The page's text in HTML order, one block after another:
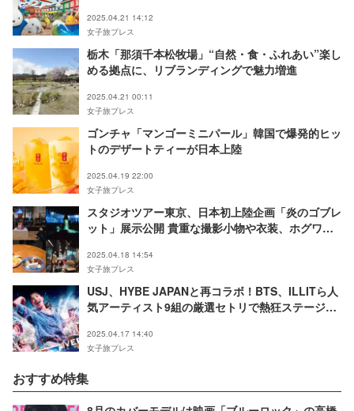
2025.04.21 14:12
女子旅プレス
栃木「那須千本松牧場」“自然・食・ふれあい”楽し
める拠点に、リブランディングで魅力増進
2025.04.21 00:11
女子旅プレス
ゴンチャ「マンゴーミニパール」韓国で爆発的ヒッ
トのデザートティーが日本上陸
2025.04.19 22:00
女子旅プレス
スタジオツアー東京、日本初上陸企画「炎のゴブレ
ット」展示公開 貴重な撮影小物や衣装、ホグワー
2025.04.18 14:54
女子旅プレス
USJ、HYBE JAPANと再コラボ！BTS、ILLITら人
気アーティスト9組の厳選セトリで熱狂ステージ届
2025.04.17 14:40
女子旅プレス
おすすめ特集